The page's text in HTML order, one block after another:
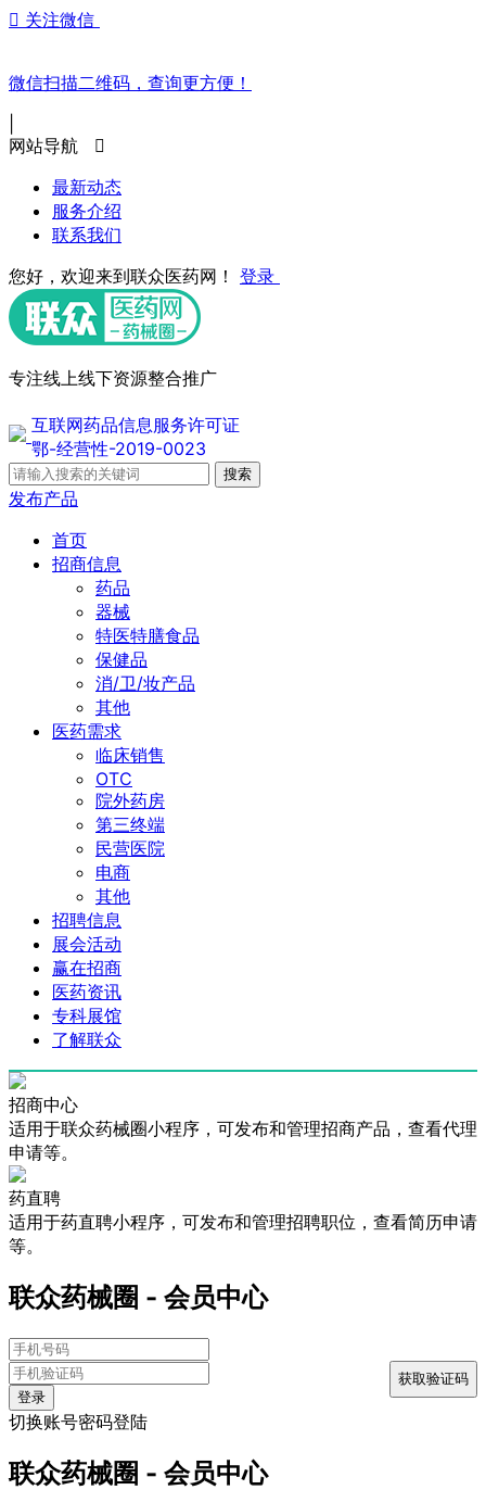
关注微信
微信扫描二维码，查询更方便！
网站导航
最新动态
服务介绍
联系我们
您好，欢迎来到联众医药网！ 登录
专注线上线下资源整合推广
互联网药品信息服务许可证
鄂-经营性-2019-0023
搜索
发布产品
首页
招商信息
药品
器械
特医特膳食品
保健品
消/卫/妆产品
其他
医药需求
临床销售
OTC
院外药房
第三终端
民营医院
电商
其他
招聘信息
展会活动
赢在招商
医药资讯
专科展馆
了解联众
招商中心
适用于联众药械圈小程序，可发布和管理招商产品，查看代理
申请等。
药直聘
适用于药直聘小程序，可发布和管理招聘职位，查看简历申请
等。
联众药械圈 - 会员中心
登录
切换账号密码登陆
联众药械圈 - 会员中心